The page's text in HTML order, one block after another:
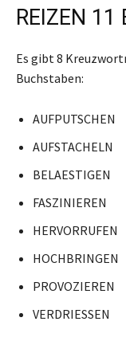
REIZEN
Es gibt 8
Buchstaben:
AUFPUTSCHEN
AUFSTACHELN
BELAESTIGEN
FASZINIEREN
HERVORRUFEN
HOCHBRINGEN
PROVOZIEREN
VERDRIESSEN